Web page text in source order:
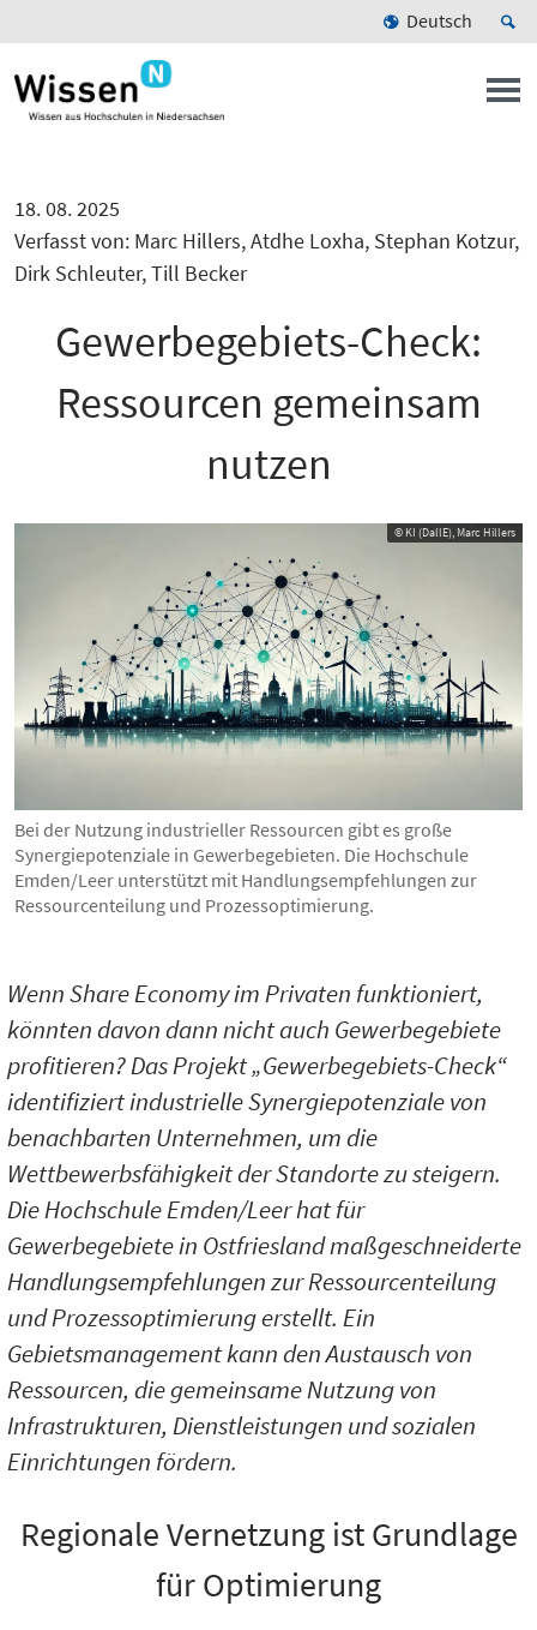
Deutsch
18. 08. 2025
Verfasst von: Marc Hillers, Atdhe Loxha, Stephan Kotzur,
Dirk Schleuter, Till Becker
Gewerbegebiets-Check:
Ressourcen gemeinsam
nutzen
© KI (DallE), Marc Hillers
Bei der Nutzung industrieller Ressourcen gibt es große
Synergiepotenziale in Gewerbegebieten. Die Hochschule
Emden/Leer unterstützt mit Handlungsempfehlungen zur
Ressourcenteilung und Prozessoptimierung.
Wenn Share Economy im Privaten funktioniert,
könnten davon dann nicht auch Gewerbegebiete
profitieren? Das Projekt „Gewerbegebiets-Check“
identifiziert industrielle Synergiepotenziale von
benachbarten Unternehmen, um die
Wettbewerbsfähigkeit der Standorte zu steigern.
Die Hochschule Emden/Leer hat für
Gewerbegebiete in Ostfriesland maßgeschneiderte
Handlungsempfehlungen zur Ressourcenteilung
und Prozessoptimierung erstellt. Ein
Gebietsmanagement kann den Austausch von
Ressourcen, die gemeinsame Nutzung von
Infrastrukturen, Dienstleistungen und sozialen
Einrichtungen fördern.
Regionale Vernetzung ist Grundlage
für Optimierung